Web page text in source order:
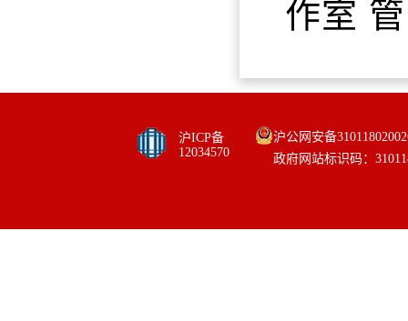
作室
沪ICP备
12034570
沪公网安备
政府网站标识码：